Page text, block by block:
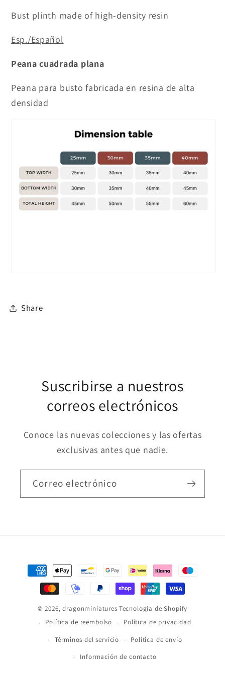
Bust plinth made of high-density resin
Esp./Español
Peana cuadrada plana
Peana para busto fabricada en resina de alta
densidad
Share
Suscribirse a nuestros
correos electrónicos
Conoce las nuevas colecciones y las ofertas
exclusivas antes que nadie.
Correo electrónico
Formas
de
pago
© 2026,dragonminiatures Tecnología de Shopify
Política de reembolso
Política de privacidad
Términos del servicio Política de envío
Información de contacto